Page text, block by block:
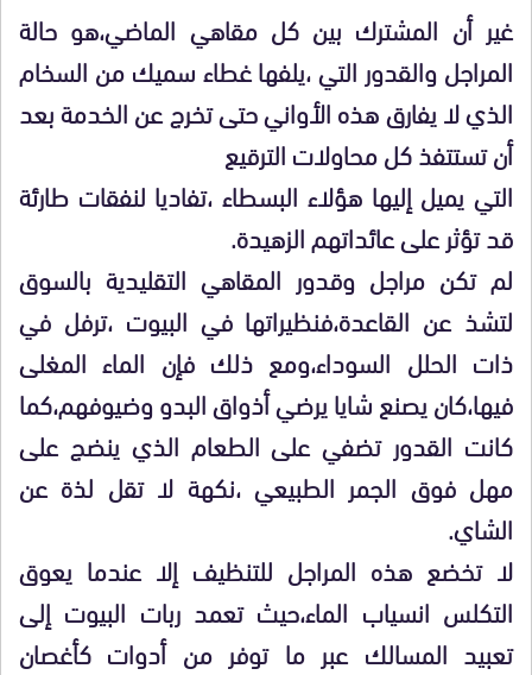
غير أن المشترك بين كل مقاهي الماضي،هو حالة
المراجل والقدور التي ،يلفها غطاء سميك من السخام
الذي لا يفارق هذه الأواني حتى تخرج عن الخدمة بعد
أن تستتفذ كل محاولات الترقيع
التي يميل إليها هؤلاء البسطاء ،تفاديا لنفقات طارئة
قد تؤثر على عائداتهم الزهيدة.
لم تكن مراجل وقدور المقاهي التقليدية بالسوق
لتشذ عن القاعدة،فنظيراتها في البيوت ،ترفل في
ذات الحلل السوداء،ومع ذلك فإن الماء المغلى
فيها،كان يصنع شايا يرضي أذواق البدو وضيوفهم،كما
كانت القدور تضفي على الطعام الذي ينضج على
مهل فوق الجمر الطبيعي ،نكهة لا تقل لذة عن
الشاي.
لا تخضع هذه المراجل للتنظيف إلا عندما يعوق
التكلس انسياب الماء،حيث تعمد ربات البيوت إلى
تعبيد المسالك عبر ما توفر من أدوات كأغصان